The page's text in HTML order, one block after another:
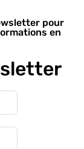
pour
en